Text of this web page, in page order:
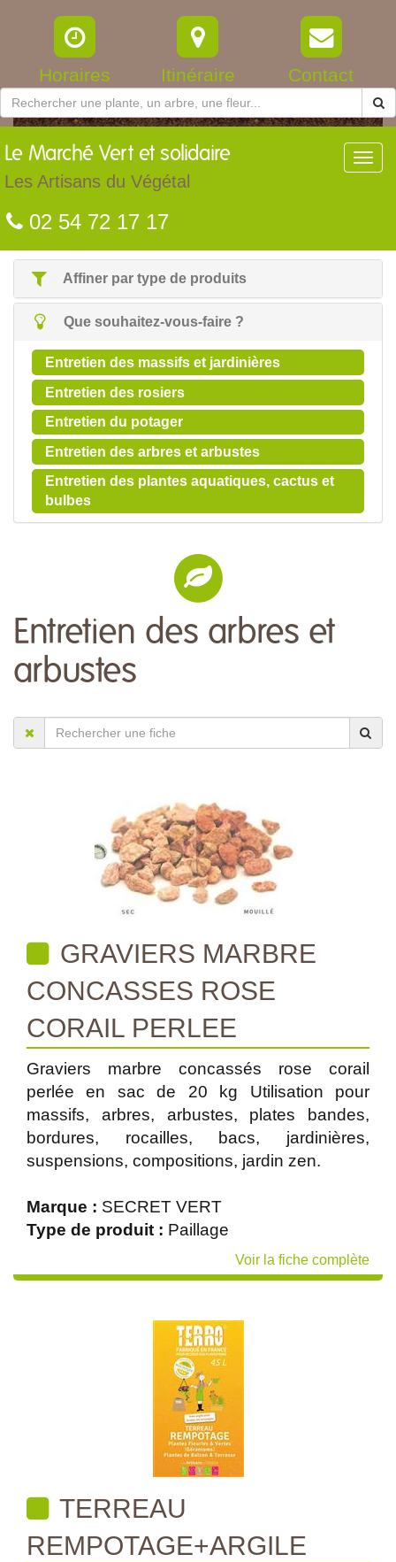
Horaires Itinéraire Contact
Le Marché Vert et solidaire
Les Artisans du Végétal
02 54 72 17 17
Affiner par type de produits
Que souhaitez-vous-faire ?
Entretien des massifs et jardinières
Entretien des rosiers
Entretien du potager
Entretien des arbres et arbustes
Entretien des plantes aquatiques, cactus et
bulbes
Entretien des arbres et
arbustes
GRAVIERS MARBRE
CONCASSES ROSE
CORAIL PERLEE
Graviers marbre concassés rose corail
perlée en sac de 20 kg Utilisation pour
massifs, arbres, arbustes, plates bandes,
bordures, rocailles, bacs, jardinières,
suspensions, compositions, jardin zen.
Marque : SECRET VERT
Type de produit : Paillage
Voir la fiche complète
TERREAU
REMPOTAGE+ARGILE